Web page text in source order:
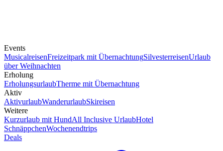
Events
MusicalreisenFreizeitpark mit ÜbernachtungSilvesterreisenUrlaub
über Weihnachten
Erholung
ErholungsurlaubTherme mit Übernachtung
Aktiv
AktivurlaubWanderurlaubSkireisen
Weitere
Kurzurlaub mit HundAll Inclusive UrlaubHotel
SchnäppchenWochenendtrips
Deals